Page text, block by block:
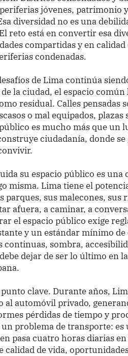
jóvenes, patrimonio
diversidad no es una
reto está en convertir esa
compartidas y en calidad
condenadas.
de Lima continúa
la ciudad, el espacio común
residual. Calles pensadas
o mal equipados, plazas
es mucho más que un
ciudadanía, donde
su espacio público es
misma. Lima tiene el
parques, sus malecones, sus
afuera, a caminar, a
el espacio público exige
y un estándar mínimo de
sombra,
dejar de ser lo último en
clave. Durante años,
automóvil privado,
pérdidas de tiempo y
problema de transporte: es
pasa cuatro horas diarias
calidad de vida,